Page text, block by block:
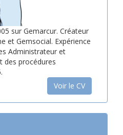
sur Gemarcur. Créateur
et Gemsocial. Expérience
Administrateur et
des procédures
Voir le CV